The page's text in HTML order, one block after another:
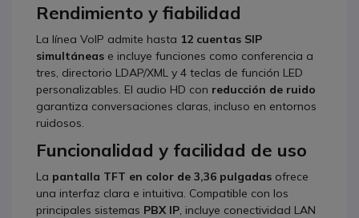
Rendimiento y fiabilidad
La línea VoIP admite hasta 12 cuentas SIP
simultáneas e incluye funciones como conferencia a
tres, directorio LDAP/XML y 4 teclas de función LED
personalizables. El audio HD con reducción de ruido
garantiza conversaciones claras, incluso en entornos
ruidosos.
Funcionalidad y facilidad de uso
La pantalla TFT en color de 3,36 pulgadas ofrece
una interfaz clara e intuitiva. Compatible con los
principales sistemas PBX IP , incluye conectividad LAN